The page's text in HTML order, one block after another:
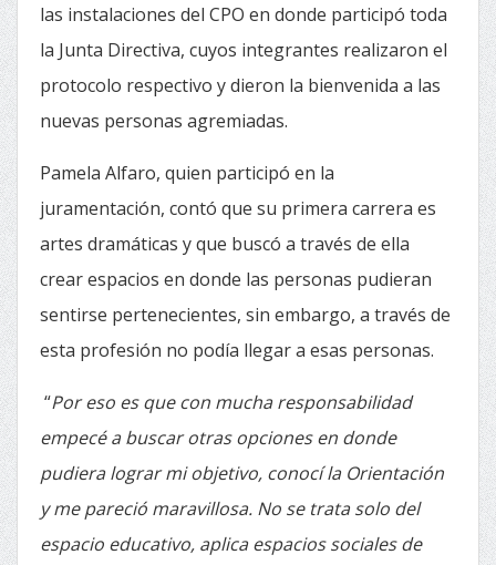
las instalaciones del CPO en donde participó toda
la Junta Directiva, cuyos integrantes realizaron el
protocolo respectivo y dieron la bienvenida a las
nuevas personas agremiadas.
Pamela Alfaro, quien participó en la
juramentación, contó que su primera carrera es
artes dramáticas y que buscó a través de ella
crear espacios en donde las personas pudieran
sentirse pertenecientes, sin embargo, a través de
esta profesión no podía llegar a esas personas.
“Por eso es que con mucha responsabilidad
empecé a buscar otras opciones en donde
pudiera lograr mi objetivo, conocí la Orientación
y me pareció maravillosa. No se trata solo del
espacio educativo, aplica espacios sociales de